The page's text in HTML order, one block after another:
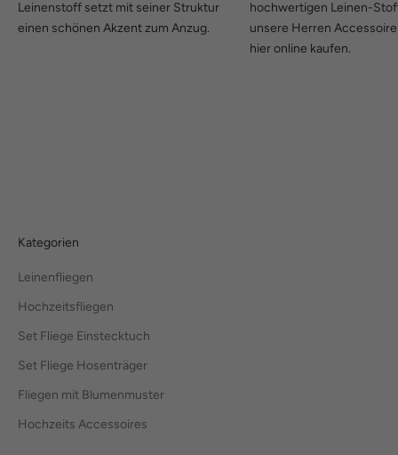
Leinenstoff setzt mit seiner Struktur
einen schönen Akzent zum Anzug.
hochwertigen Leinen-
unsere Herren
hier online kaufen.
Kategorien
Leinenfliegen
Hochzeitsfliegen
Set Fliege Einstecktuch
Set Fliege Hosenträger
Fliegen mit Blumenmuster
Hochzeits Accessoires